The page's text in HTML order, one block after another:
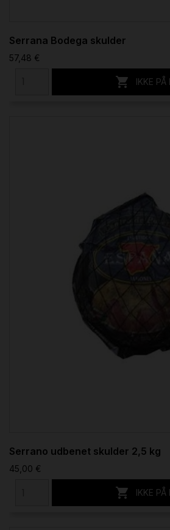
Serrana Bodega skulder
57,48 €
 IKKE PÅ
Serrano udbenet skulder 2,5 kg
45,00 €
 IKKE PÅ